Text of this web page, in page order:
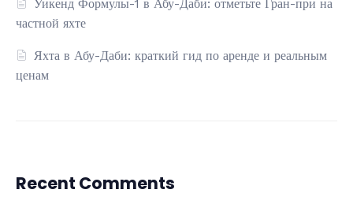
Уикенд Формулы-1 в Абу-Даби: отметьте Гран-при на
частной яхте
Яхта в Абу-Даби: краткий гид по аренде и реальным
ценам
Recent Comments